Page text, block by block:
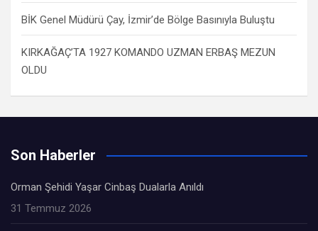
BİK Genel Müdürü Çay, İzmir’de Bölge Basınıyla Buluştu
KIRKAĞAÇ’TA 1927 KOMANDO UZMAN ERBAŞ MEZUN
OLDU
Son Haberler
Orman Şehidi Yaşar Cinbaş Dualarla Anıldı
31 Temmuz 2026